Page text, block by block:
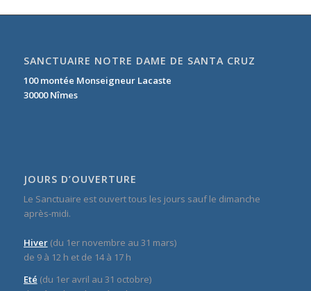
SANCTUAIRE NOTRE DAME DE SANTA CRUZ
100 montée Monseigneur Lacaste
30000 Nîmes
JOURS D’OUVERTURE
Le Sanctuaire est ouvert tous les jours sauf le dimanche
après-midi.
Hiver(du 1er novembre au 31 mars)
de 9 à 12 h et de 14 à 17 h
Eté (du 1er avril au 31 octobre)